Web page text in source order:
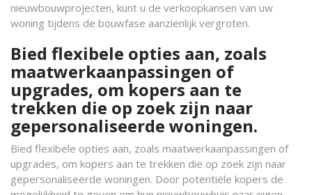
nieuwbouwprojecten, kunt u de verkoopkansen van uw
woning tijdens de bouwfase aanzienlijk vergroten.
Bied flexibele opties aan, zoals
maatwerkaanpassingen of
upgrades, om kopers aan te
trekken die op zoek zijn naar
gepersonaliseerde woningen.
Bied flexibele opties aan, zoals maatwerkaanpassingen of
upgrades, om kopers aan te trekken die op zoek zijn naar
gepersonaliseerde woningen. Door potentiële kopers de